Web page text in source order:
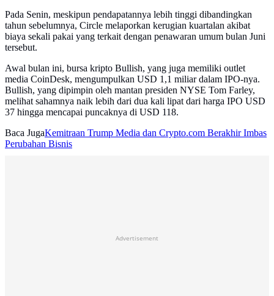
Pada Senin, meskipun pendapatannya lebih tinggi dibandingkan
tahun sebelumnya, Circle melaporkan kerugian kuartalan akibat
biaya sekali pakai yang terkait dengan penawaran umum bulan Juni
tersebut.
Awal bulan ini, bursa kripto Bullish, yang juga memiliki outlet
media CoinDesk, mengumpulkan USD 1,1 miliar dalam IPO-nya.
Bullish, yang dipimpin oleh mantan presiden NYSE Tom Farley,
melihat sahamnya naik lebih dari dua kali lipat dari harga IPO USD
37 hingga mencapai puncaknya di USD 118.
Baca JugaKemitraan Trump Media dan Crypto.com Berakhir Imbas
Perubahan Bisnis
Advertisement